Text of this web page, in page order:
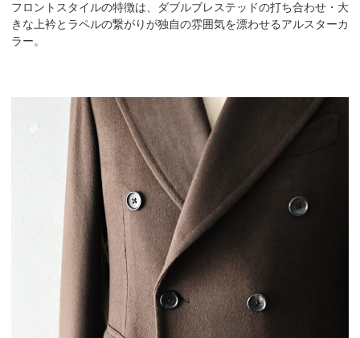
フロントスタイルの特徴は、ダブルブレステッドの打ち合わせ・大
きな上衿とラペルの繋がりが独自の雰囲気を漂わせるアルスターカ
ラー。